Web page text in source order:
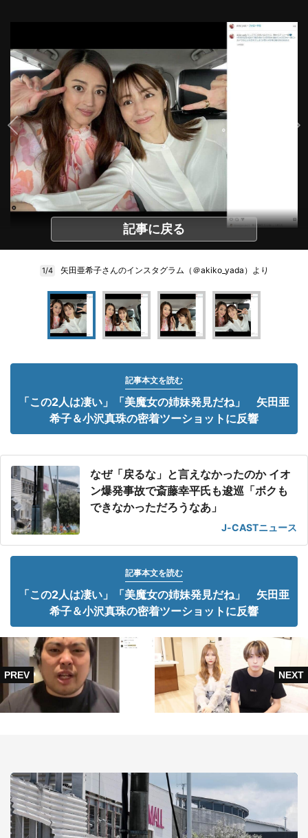
記事に戻る
1/4 矢田亜希子さんのインスタグラム（＠akiko_yada）より
記事本文を読む
「この2人は凄い」「美魔女の姉妹発見だね」 矢田亜
希子＆小沢真珠の密着ツーショットに反響
なぜ「戻るな」と言えなかったのか イオ
ン爆発事故で斎藤幸平氏も逡巡「ボクも
できなかっただろうなあ」
J-CASTニュース
記事本文を読む
「この2人は凄い」「美魔女の姉妹発見だね」 矢田亜
希子＆小沢真珠の密着ツーショットに反響